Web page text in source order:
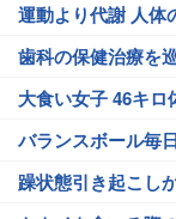
運動より代謝 人体
歯科の保健治療を
大食い女子 46キロ
バランスボール毎
躁状態引き起こし